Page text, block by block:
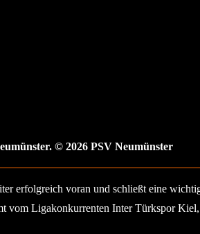
© 2026 PSV Neumünster
erfolgreich voran und schließt eine
vom Ligakonkurrenten Inter Türkspor